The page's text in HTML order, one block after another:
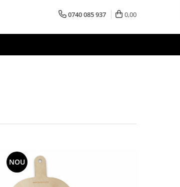
0740 085 937 0,00
NOU